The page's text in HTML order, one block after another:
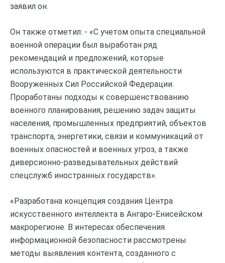
заявил он.
Он также отметил: - «С учетом опыта специальной
военной операции был выработан ряд
рекомендаций и предложений, которые
используются в практической деятельности
Вооруженных Сил Российской Федерации.
Проработаны подходы к совершенствованию
военного планирования, решению задач защиты
населения, промышленных предприятий, объектов
транспорта, энергетики, связи и коммуникаций от
военных опасностей и военных угроз, а также
диверсионно-разведывательных действий
спецслужб иностранных государств».
«Разработана концепция создания Центра
искусственного интеллекта в Ангаро-Енисейском
макрорегионе. В интересах обеспечения
информационной безопасности рассмотрены
методы выявления контента, созданного с